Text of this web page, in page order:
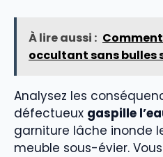
À lire aussi :
occultant sans bulles
Analysez les
défectueux gaspille
garniture lâche inonde
meuble sous-évier.